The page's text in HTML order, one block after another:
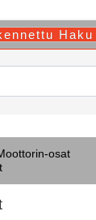
Haku
osat